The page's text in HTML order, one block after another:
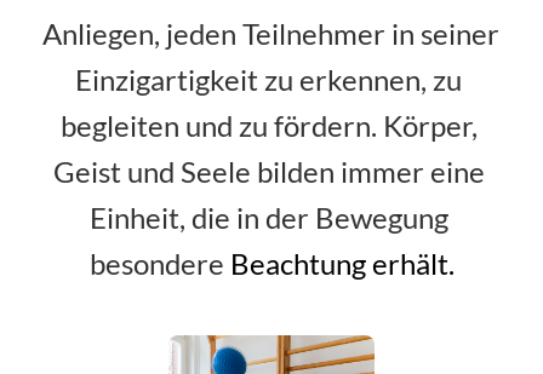
Anliegen, jeden Teilnehmer in seiner
Einzigartigkeit zu erkennen, zu
begleiten und zu fördern. Körper,
Geist und Seele bilden immer eine
Einheit, die in der Bewegung
besondere Beachtung erhält.